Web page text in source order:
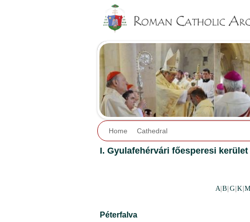
Home Cathedral
I. Gyulafehérvári főesperesi kerület
A|B G K |M
Péterfalva